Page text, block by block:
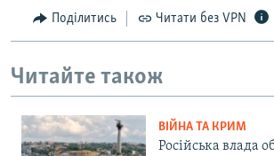
Поділитись Читати без VPN
Читайте також
ВІЙНА ТА КРИМ
Російська влада